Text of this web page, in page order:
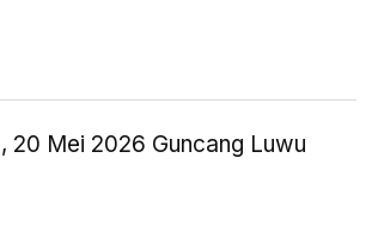
20 Mei 2026 Guncang Luwu